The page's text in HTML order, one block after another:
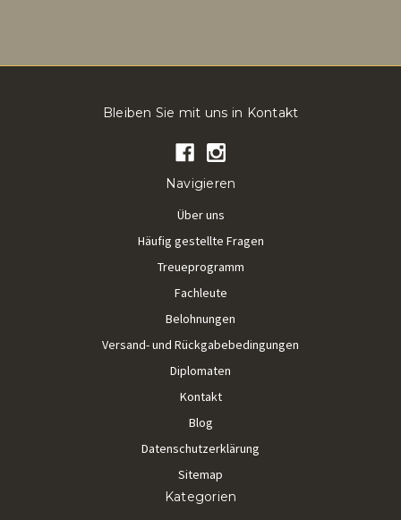
Bleiben Sie mit uns in Kontakt
Navigieren
Über uns
Häufig gestellte Fragen
Treueprogramm
Fachleute
Belohnungen
Versand- und Rückgabebedingungen
Diplomaten
Kontakt
Blog
Datenschutzerklärung
Sitemap
Kategorien